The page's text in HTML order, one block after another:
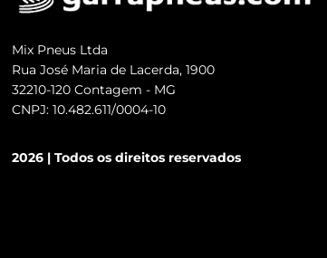
Mix Pneus Ltda
Rua José Maria de Lacerda, 1900
32210-120 Contagem - MG
CNPJ: 10.482.611/0004-10
2026 | Todos os direitos reservados